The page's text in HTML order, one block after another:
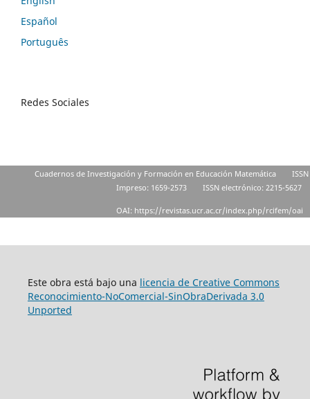
Español
Português
Redes Sociales
Cuadernos de Investigación y Formación en Educación Matemática
ISSN
Impreso: 1659-2573
ISSN electrónico: 2215-5627
OAI: https://revistas.ucr.ac.cr/index.php/rcifem/oai
Este obra está bajo una licencia de Creative Commons
Reconocimiento-NoComercial-SinObraDerivada 3.0
Unported